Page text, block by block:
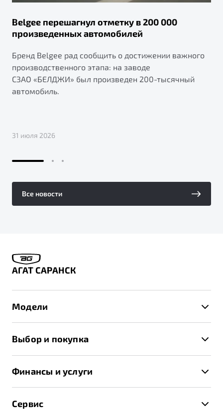
Belgee перешагнул отметку в 200 000
произведенных автомобилей
Бренд Belgee рад сообщить о достижении важного
производственного этапа: на заводе
СЗАО «БЕЛДЖИ» был произведен 200-тысячный
автомобиль.
31 июля 2026
Все новости
АГАТ САРАНСК
Модели
X70
Выбор и покупка
Записаться на тест-драйв
Финансы и услуги
Сервис